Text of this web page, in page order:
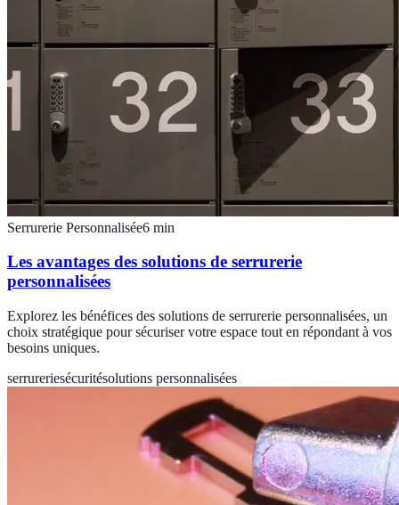
Serrurerie Personnalisée6 min
Les avantages des solutions de serrurerie
personnalisées
Explorez les bénéfices des solutions de serrurerie personnalisées, un
choix stratégique pour sécuriser votre espace tout en répondant à vos
besoins uniques.
serrureriesécuritésolutions personnalisées